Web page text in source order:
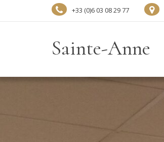
+33 (0)6 03 08 29 77
Sainte-Anne